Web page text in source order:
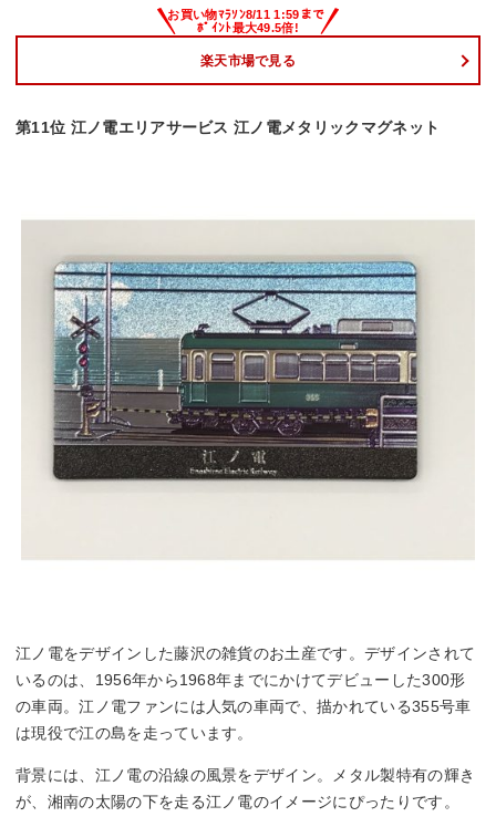
楽天市場で見る
第11位 江ノ電エリアサービス 江ノ電メタリックマグネット
江ノ電をデザインした藤沢の雑貨のお土産です。デザインされて
いるのは、1956年から1968年までにかけてデビューした300形
の車両。江ノ電ファンには人気の車両で、描かれている355号車
は現役で江の島を走っています。
背景には、江ノ電の沿線の風景をデザイン。メタル製特有の輝き
が、湘南の太陽の下を走る江ノ電のイメージにぴったりです。